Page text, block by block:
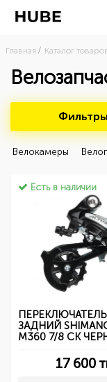
Главная Каталог
Фильтры
Велокамеры
Есть в наличии
ПЕРЕКЛЮЧАТЕЛЬ
ЗАДНИЙ
M360 7/8 СК
17 600